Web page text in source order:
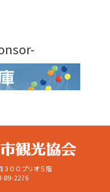
００プリオ５階
89-2276